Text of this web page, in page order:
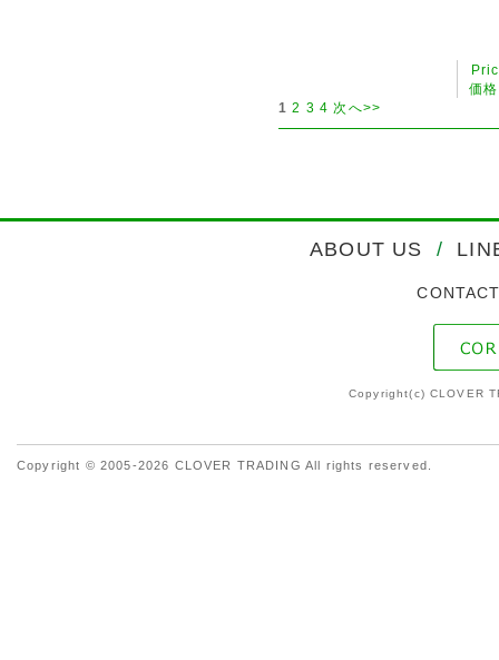
価
1 2 3 4 次へ>>
ABOUT US /
Copyright(c) CLOVER
Copyright © 2005-2026 CLOVER TRADING All rights reserved.